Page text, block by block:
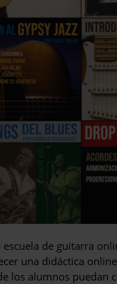
escuela de guitarra
una didáctica
los alumnos puedan